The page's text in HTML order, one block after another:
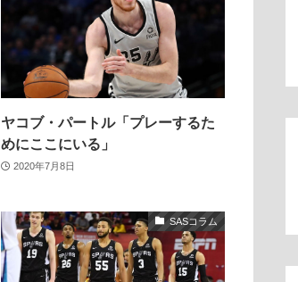
ヤコブ・パートル「プレーするた
めにここにいる」
2020年7月8日
SASコラム